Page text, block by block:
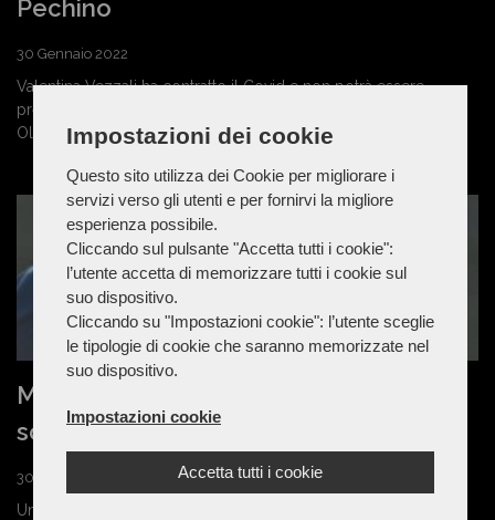
Impostazioni dei cookie
Questo sito utilizza dei Cookie per migliorare i
servizi verso gli utenti e per fornirvi la migliore
esperienza possibile.
Cliccando sul pulsante "Accetta tutti i cookie":
l’utente accetta di memorizzare tutti i cookie sul
suo dispositivo.
Cliccando su "Impostazioni cookie": l’utente sceglie
le tipologie di cookie che saranno memorizzate nel
suo dispositivo.
Impostazioni cookie
Accetta tutti i cookie
Pechino
30 Gennaio 2022
Valentina Vezzali ha contratto il Covid e non potrà essere
presente a Pechino, in sede di cerimonia d'apertura per le
Olimpiadi Invernali 2022. Fonti governative...
Malcuit miracolato: esce illeso dopo lo
schianto con la Lamborghini
30 Gennaio 2022
Un’avventura fortunatamente priva di conseguenze per il